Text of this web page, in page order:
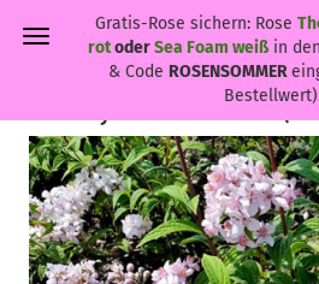
Gratis-Rose sichern: Rose
rotoderSea Foam weißin
& Code ROSENSOMMER